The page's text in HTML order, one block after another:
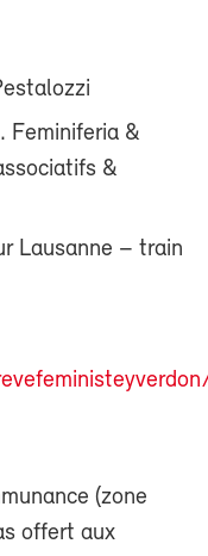
Feminiferia &
&
Lausanne – train
(zone
offert aux